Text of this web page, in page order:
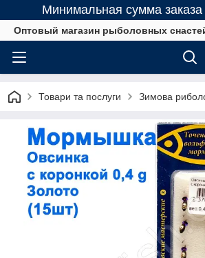
Минимальная сумма заказа
Оптовый магазин рыболовных
Товари та послуги Зимова